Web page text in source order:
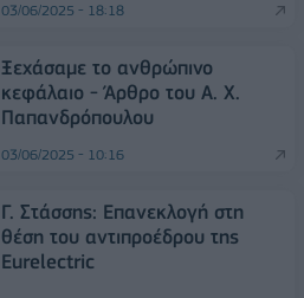
03/06/2025 - 18:18
Ξεχάσαμε το ανθρώπινο
κεφάλαιο - Άρθρο του Α. Χ.
Παπανδρόπουλου
03/06/2025 - 10:16
Γ. Στάσσης: Επανεκλογή στη
θέση του αντιπροέδρου της
Eurelectric